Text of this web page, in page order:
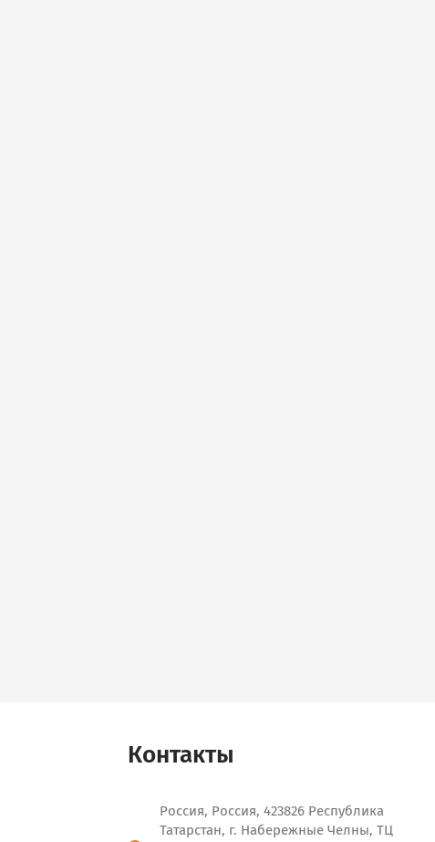
Контакты
Россия, Россия, 423826 Республика
Татарстан, г. Набережные Челны, ТЦ